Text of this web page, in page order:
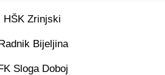
HŠK Zrinjski
Bijeljina
Sloga Doboj